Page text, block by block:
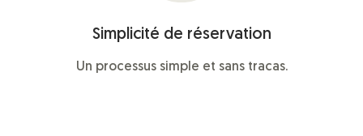
Simplicité de réservation
Un processus simple et sans tracas.